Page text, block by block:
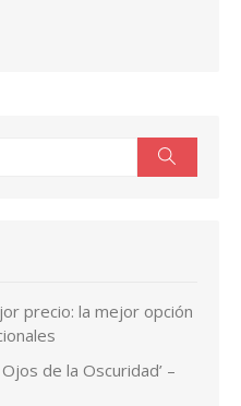
precio: la mejor opción
de la Oscuridad’ –